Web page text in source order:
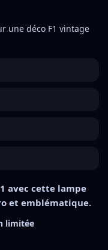
une déco F1 vintage
avec cette lampe
et emblématique.
limitée